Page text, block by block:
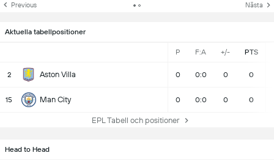
Previous Nästa
Aktuella tabellpositioner
P F:A +/- PTS
2 Aston Villa 0 0:0 0 0
15 Man City 0 0:0 0 0
EPL Tabell och positioner
Head to Head